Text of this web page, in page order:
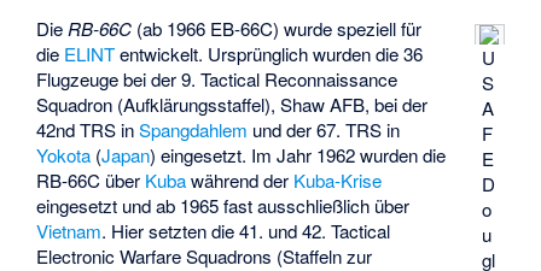
U
S
A
F
E
D
o
u
gl
DieRB-66C (ab 1966 EB-66C) wurde speziell für
die ELINTentwickelt. Ursprünglich wurden die 36
Flugzeuge bei der 9. Tactical Reconnaissance
Squadron (Aufklärungsstaffel), Shaw AFB, bei der
42nd TRS inSpangdahlem und der 67. TRS in
Yokota (Japan) eingesetzt. Im Jahr 1962 wurden die
RB-66C über Kubawährend der Kuba-Krise
eingesetzt und ab 1965 fast ausschließlich über
Vietnam. Hier setzten die 41. und 42. Tactical
Electronic Warfare Squadrons (Staffeln zur